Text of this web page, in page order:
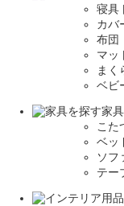
寝具
カバ
布団
マッ
まく
ベビ
家具
こた
ベッ
ソフ
テー